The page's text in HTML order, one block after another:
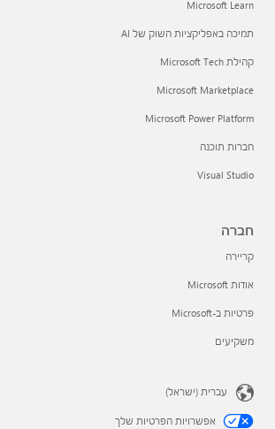
Microsoft Learn
תמיכה באפליקציות השוק של AI
קהילת Microsoft Tech
Microsoft Marketplace
Microsoft Power Platform
חברות תוכנה
Visual Studio
חברה
קריירה
אודות Microsoft
פרטיות ב-Microsoft
משקיעים
עברית (ישראל)
אפשרויות הפרטיות שלך